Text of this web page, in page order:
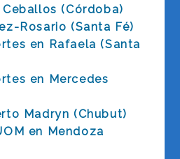
(Córdoba)
Rosario (Santa Fé)
en Rafaela (Santa
en Mercedes
Madryn (Chubut)
en Mendoza